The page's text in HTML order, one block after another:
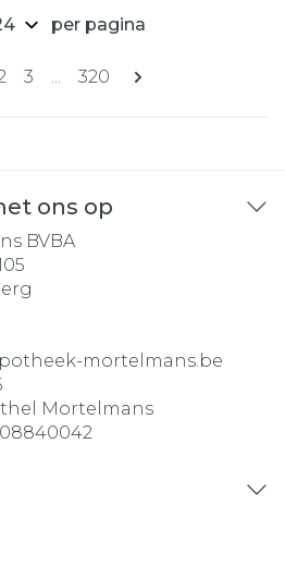
Pagina's
momenteel pagina
Pagina
3 ... Pagina
320
per pagina
ons op
BVBA
mortelmans.be
Mortelmans